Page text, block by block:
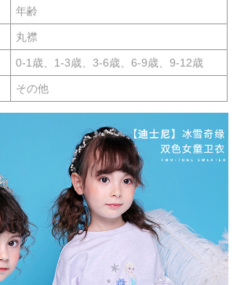
年齢
丸襟
0-1歳、1-3歳、3-6歳、6-9歳、9-12歳
その他